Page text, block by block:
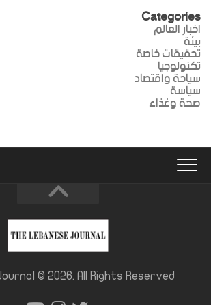
Categories
اخبار العالم
بيئة
تحقيقات خاصة
تكنولوجيا
سياحة واقتصاد
سياسة
صحة وغذاء
© 2026. All Rights Reserved.